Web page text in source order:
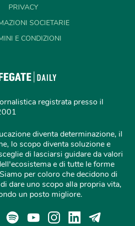
PRIVACY
SOCIETARIE
E CONDIZIONI
registrata presso il
diventa determinazione, il
lo scopo diventa soluzione e
di lasciarsi guidare da valori
e di tutte le forme
per coloro che decidono di
dare uno scopo alla propria vita,
un posto migliore.